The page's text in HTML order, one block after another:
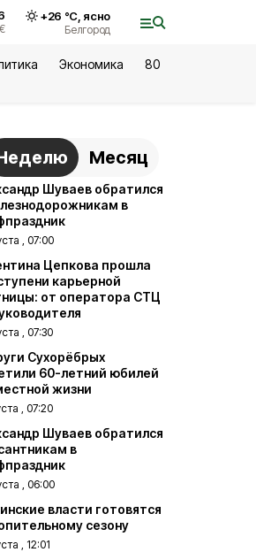
+26 °С, ясно
Белгород
Экономика
80
Месяц
Шуваев обратился
в
, 07:00
Цепкова прошла
карьерной
от оператора СТЦ
, 07:30
Сухорёбрых
60-летний юбилей
жизни
, 07:20
Шуваев обратился
в
, 06:00
власти готовятся
сезону
, 12:01